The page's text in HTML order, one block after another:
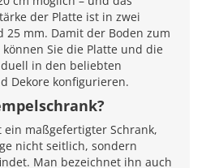
der Platte ist in zwei
25 mm. Damit der Boden zum
Sie die Platte und die
in den beliebten
Dekore konfigurieren.
ein maßgefertigter Schrank,
nicht seitlich, sondern
Man bezeichnet ihn auch